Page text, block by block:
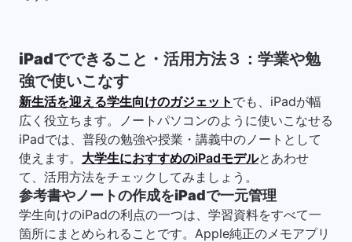
iPadでできること・活用方法３：学業や勉
強で使いこなす
新生活を迎える学生向けのガジェット でも、iPadが幅
広く役立ちます。ノートパソコンのように使いこなせる
iPadでは、普段の勉強や授業・講義中のノートとして
使えます。 大学生におすすめのiPadモデルとあわせ
て、活用方法をチェックしてみましょう。
参考書やノートの作成をiPadで一元管理
学生向けのiPadの利点の一つは、学習資料をすべて一
箇所にまとめられることです。Apple純正のメモアプリ